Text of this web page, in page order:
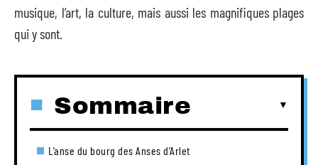
musique, l’art, la culture, mais aussi les magnifiques plages
qui y sont.
Sommaire
L’anse du bourg des Anses d’Arlet